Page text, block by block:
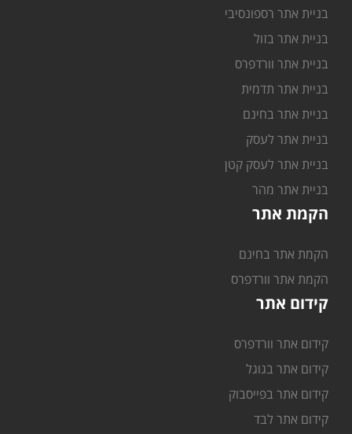
בניית אתר רספונסיבי
בניית אתר בזול
בניית אתר וורדפרס
בניית אתר תדמית
בניית אתר בחינם
בניית אתר לעסק
בניית אתר לעסק קטן
בניית אתר מהר
הקמת אתר
הקמת אתר בחינם
הקמת אתר וורדפרס
קידום אתר
קידום אתר וורדפרס
קידום אתר בגוגל
קידום אתר בפייסבוק
קידום אתר לבד